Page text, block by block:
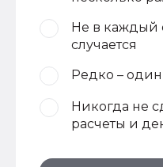
Не в каждый
случается
Редко –
Никогда не
расчеты и